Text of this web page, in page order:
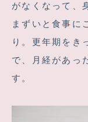
がなくなって、
まずいと食事に
り。更年期をき
で、月経があっ
す。